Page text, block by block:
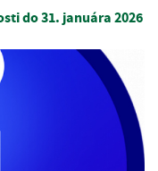
do 31. januára 2026